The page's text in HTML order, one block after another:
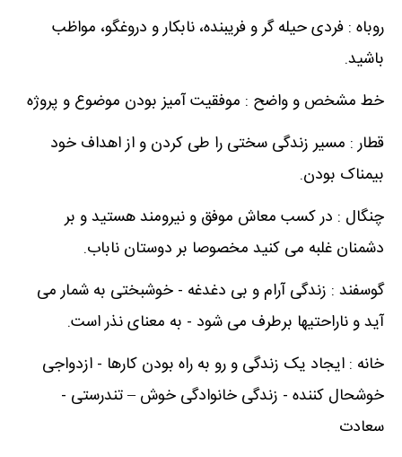
روباه : فردی حیله گر و فریبنده، نابکار و دروغگو، مواظب
باشید.
خط مشخص و واضح : موفقیت آمیز بودن موضوع و پروژه
قطار : مسیر زندگی سختی را طی کردن و از اهداف خود
بیمناک بودن.
چنگال : در کسب معاش موفق و نیرومند هستید و بر
دشمنان غلبه می کنید مخصوصا بر دوستان ناباب.
گوسفند : زندگی آرام و بی دغدغه - خوشبختی به شمار می
آید و ناراحتیها برطرف می شود - به معنای نذر است.
خانه : ایجاد یک زندگی و رو به راه بودن کارها - ازدواجی
خوشحال کننده - زندگی خانوادگی خوش – تندرستی -
سعادت